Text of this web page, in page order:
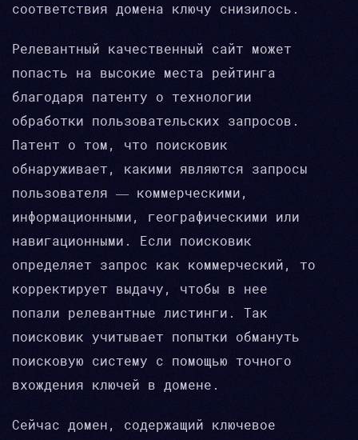
соответствия домена ключу снизилось.
Релевантный качественный сайт может
попасть на высокие места рейтинга
благодаря патенту о технологии
обработки пользовательских запросов.
Патент о том, что поисковик
обнаруживает, какими являются запросы
пользователя — коммерческими,
информационными, географическими или
навигационными. Если поисковик
определяет запрос как коммерческий, то
корректирует выдачу, чтобы в нее
попали релевантные листинги. Так
поисковик учитывает попытки обмануть
поисковую систему с помощью точного
вхождения ключей в домене.
Сейчас домен, содержащий ключевое